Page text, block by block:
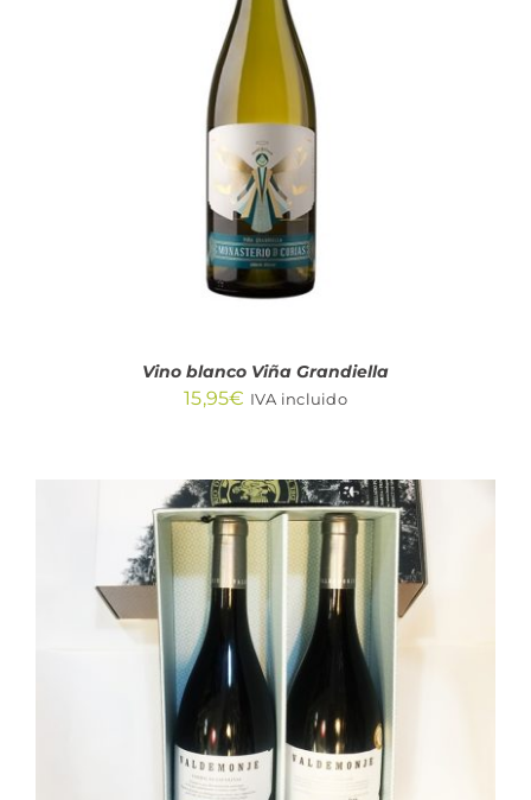
AÑADIR AL CARRITO
Vino blanco Viña Grandiella
15,95€ IVA incluido
AÑADIR AL CARRITO